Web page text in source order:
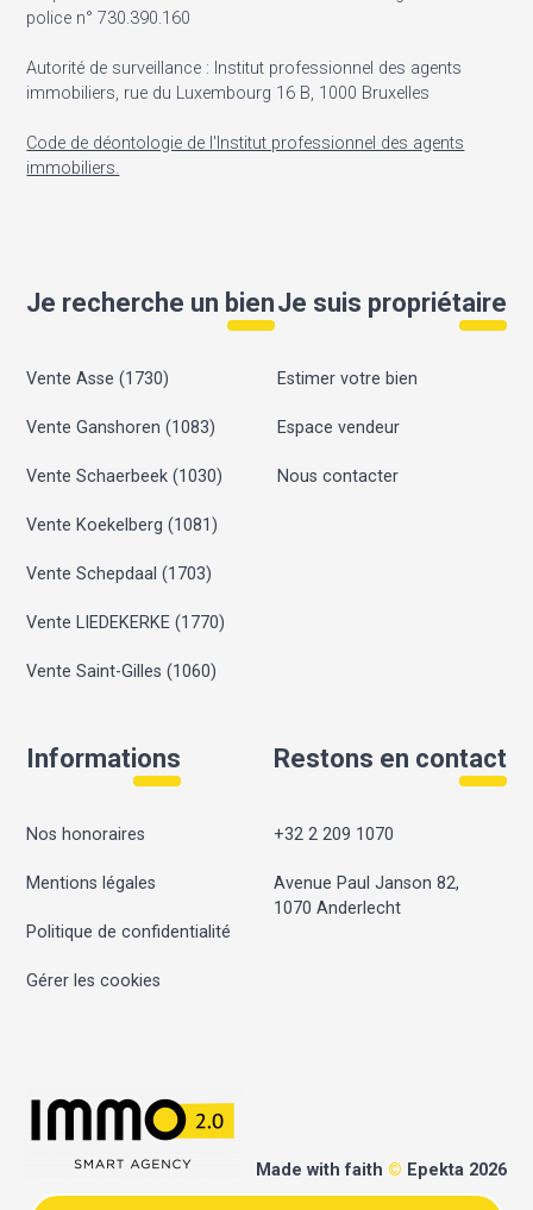
police n° 730.390.160
Autorité de surveillance : Institut professionnel des agents
immobiliers, rue du Luxembourg 16 B, 1000 Bruxelles
Code de déontologie de l'Institut professionnel des agents
immobiliers.
Je recherche un bien
Vente Asse (1730)
Vente Ganshoren (1083)
Vente Schaerbeek (1030)
Vente Koekelberg (1081)
Vente Schepdaal (1703)
Vente LIEDEKERKE (1770)
Vente Saint-Gilles (1060)
Je suis propriétaire
Estimer votre bien
Espace vendeur
Nous contacter
Informations
Nos honoraires
Mentions légales
Politique de confidentialité
Gérer les cookies
Restons en contact
+32 2 209 1070
Avenue Paul Janson 82,
1070 Anderlecht
Made with faith © Epekta 2026